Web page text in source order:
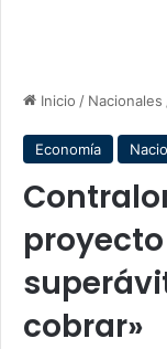
Inicio / Nacionales
Economía
proyecto
cobrar»